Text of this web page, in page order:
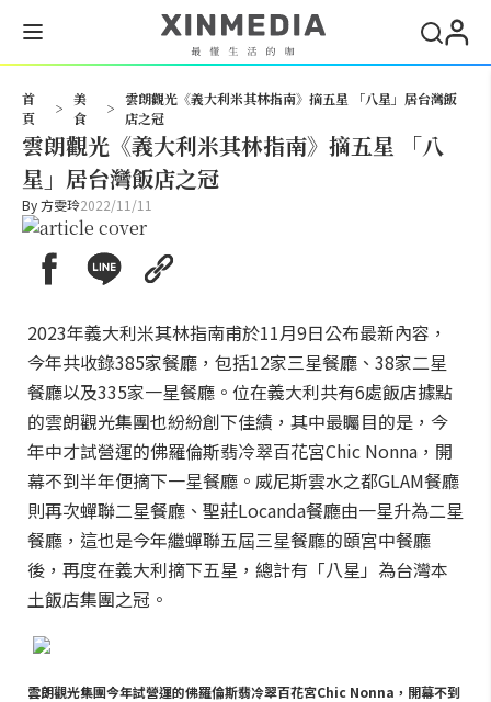
首
頁
>
美
食
>
雲朗觀光《義大利米其林指南》摘五星 「八星」居台灣飯
店之冠
雲朗觀光《義大利米其林指南》摘五星 「八
星」居台灣飯店之冠
By方雯玲2022/11/11
2023年義大利米其林指南甫於11月9日公布最新內容，
今年共收錄385家餐廳，包括12家三星餐廳、38家二星
餐廳以及335家一星餐廳。位在義大利共有6處飯店據點
的雲朗觀光集團也紛紛創下佳績，其中最矚目的是，今
年中才試營運的佛羅倫斯翡冷翠百花宮Chic Nonna，開
幕不到半年便摘下一星餐廳。威尼斯雲水之都GLAM餐廳
則再次蟬聯二星餐廳、聖莊Locanda餐廳由一星升為二星
餐廳，這也是今年繼蟬聯五屆三星餐廳的頤宮中餐廳
後，再度在義大利摘下五星，總計有「八星」為台灣本
土飯店集團之冠。
雲朗觀光集團今年試營運的佛羅倫斯翡冷翠百花宮Chic Nonna，開幕不到